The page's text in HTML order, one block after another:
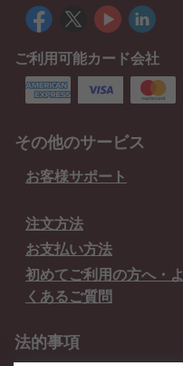
ご利用可能カード会社
その他のサービス
お客様サポート
注文方法
お支払い方法
初めてご利用の方へ・よ
くあるご質問
法的事項